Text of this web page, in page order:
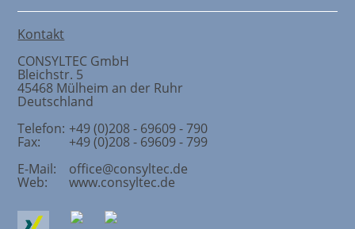
Kontakt
CONSYLTEC GmbH
Bleichstr. 5
45468 Mülheim an der Ruhr
Deutschland
Telefon: +49 (0)208 - 69609 - 790
Fax:
+49 (0)208 - 69609 - 799
E-Mail:
office@consyltec.de
Web: www.consyltec.de